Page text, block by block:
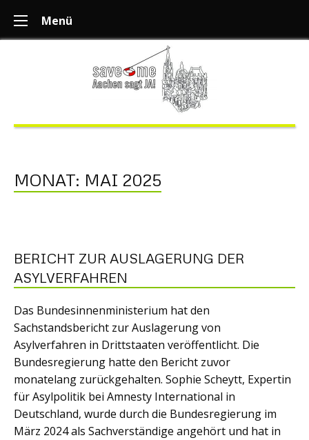
Menü
MONAT: MAI 2025
BERICHT ZUR AUSLAGERUNG DER
ASYLVERFAHREN
Das Bundesinnenministerium hat den
Sachstandsbericht zur Auslagerung von
Asylverfahren in Drittstaaten veröffentlicht. Die
Bundesregierung hatte den Bericht zuvor
monatelang zurückgehalten. Sophie Scheytt, Expertin
für Asylpolitik bei Amnesty International in
Deutschland, wurde durch die Bundesregierung im
März 2024 als Sachverständige angehört und hat in